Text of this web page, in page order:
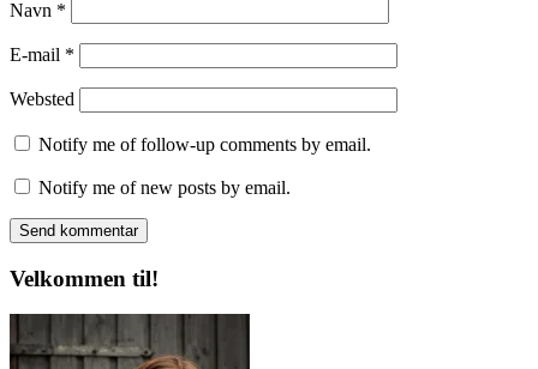
Navn *
E-mail *
Websted
Notify me of follow-up comments by email.
Notify me of new posts by email.
Velkommen til!